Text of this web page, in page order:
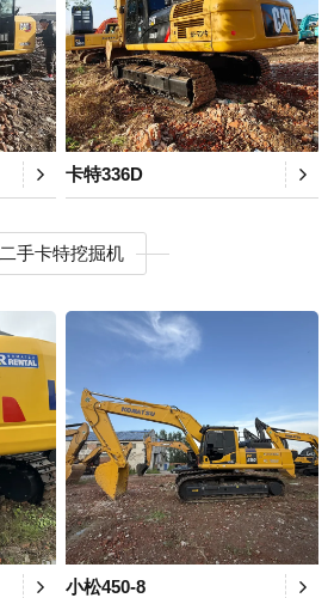
卡特336D
二手卡特挖掘机
小松450-8